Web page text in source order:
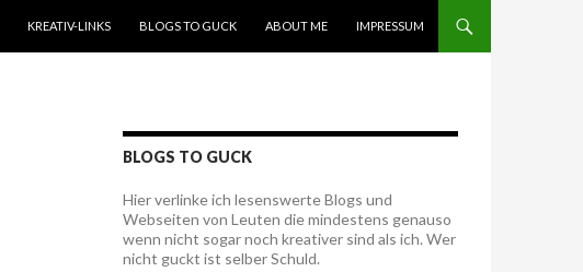
KREATIV-LINKS BLOGS TO GUCK ABOUT ME IMPRESSUM
BLOGS TO GUCK
Hier verlinke ich lesenswerte Blogs und
Webseiten von Leuten die mindestens genauso
wenn nicht sogar noch kreativer sind als ich. Wer
nicht guckt ist selber Schuld.